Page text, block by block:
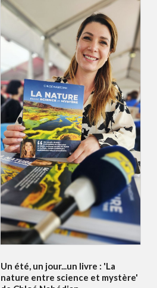
Un été, un jour...un livre : 'La
nature entre science et mystère'